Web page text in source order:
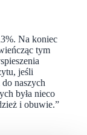
Na koniec
tym
jeśli
naszych
była nieco
i obuwie.”